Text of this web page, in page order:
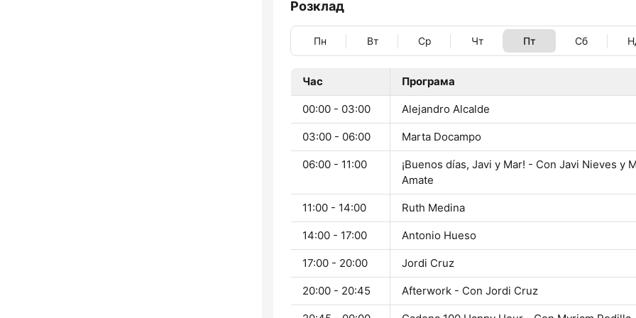
Розклад
Пн Вт Ср Чт Пт Сб
Час Програма
00:00 - 03:00 Alejandro Alcalde
03:00 - 06:00 Marta Docampo
06:00 - 11:00
¡Buenos días, Javi y Mar! - Con Javi Nieves y
Amate
11:00 - 14:00 Ruth Medina
14:00 - 17:00 Antonio Hueso
17:00 - 20:00 Jordi Cruz
20:00 - 20:45 Afterwork - Con Jordi Cruz